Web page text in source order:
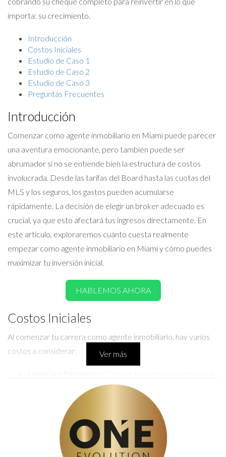
importa: su crecimiento.
Introducción
Costos Iniciales
Estudio de Caso 1
Estudio de Caso 2
Estudio de Caso 3
Preguntas Frecuentes
Introducción
Comenzar como agente inmobiliario en Miami puede parecer
una aventura emocionante, pero también puede ser
abrumador si no se entiende bien la estructura de costos
involucrada. Desde las tarifas del Board hasta las cuotas del
MLS y los seguros, los gastos pueden acumularse
rápidamente. La decisión de elegir un broker adecuado es
crucial, ya que esto afectará tus ingresos directamente. En
este artículo, exploraremos cuánto cuesta realmente
empezar como agente inmobiliario en Miami y cómo puedes
maximizar tu inversión inicial.
HABLEMOS AHORA
Costos Iniciales
Al comenzar tu carrera como agente inmobiliario, hay varios
costos a considerar:
entre $500 y $1,200 dependiendo del curso.
Cuotas del Board:
Estas tarifas varían, pero
normalmente oscilan entre $300 y $500 al año.
La membresía al servicio de listado múltiple suele
estar entre $200 y $500 anuales.
Seguro de errores y omisiones:
Este seguro puede
costar entre $300 y $600 al año.
Ver más